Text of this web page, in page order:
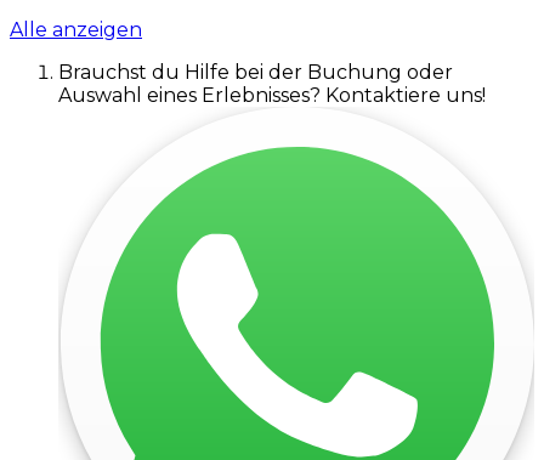
Alle anzeigen
Brauchst du Hilfe bei der Buchung oder
Auswahl eines Erlebnisses? Kontaktiere uns!